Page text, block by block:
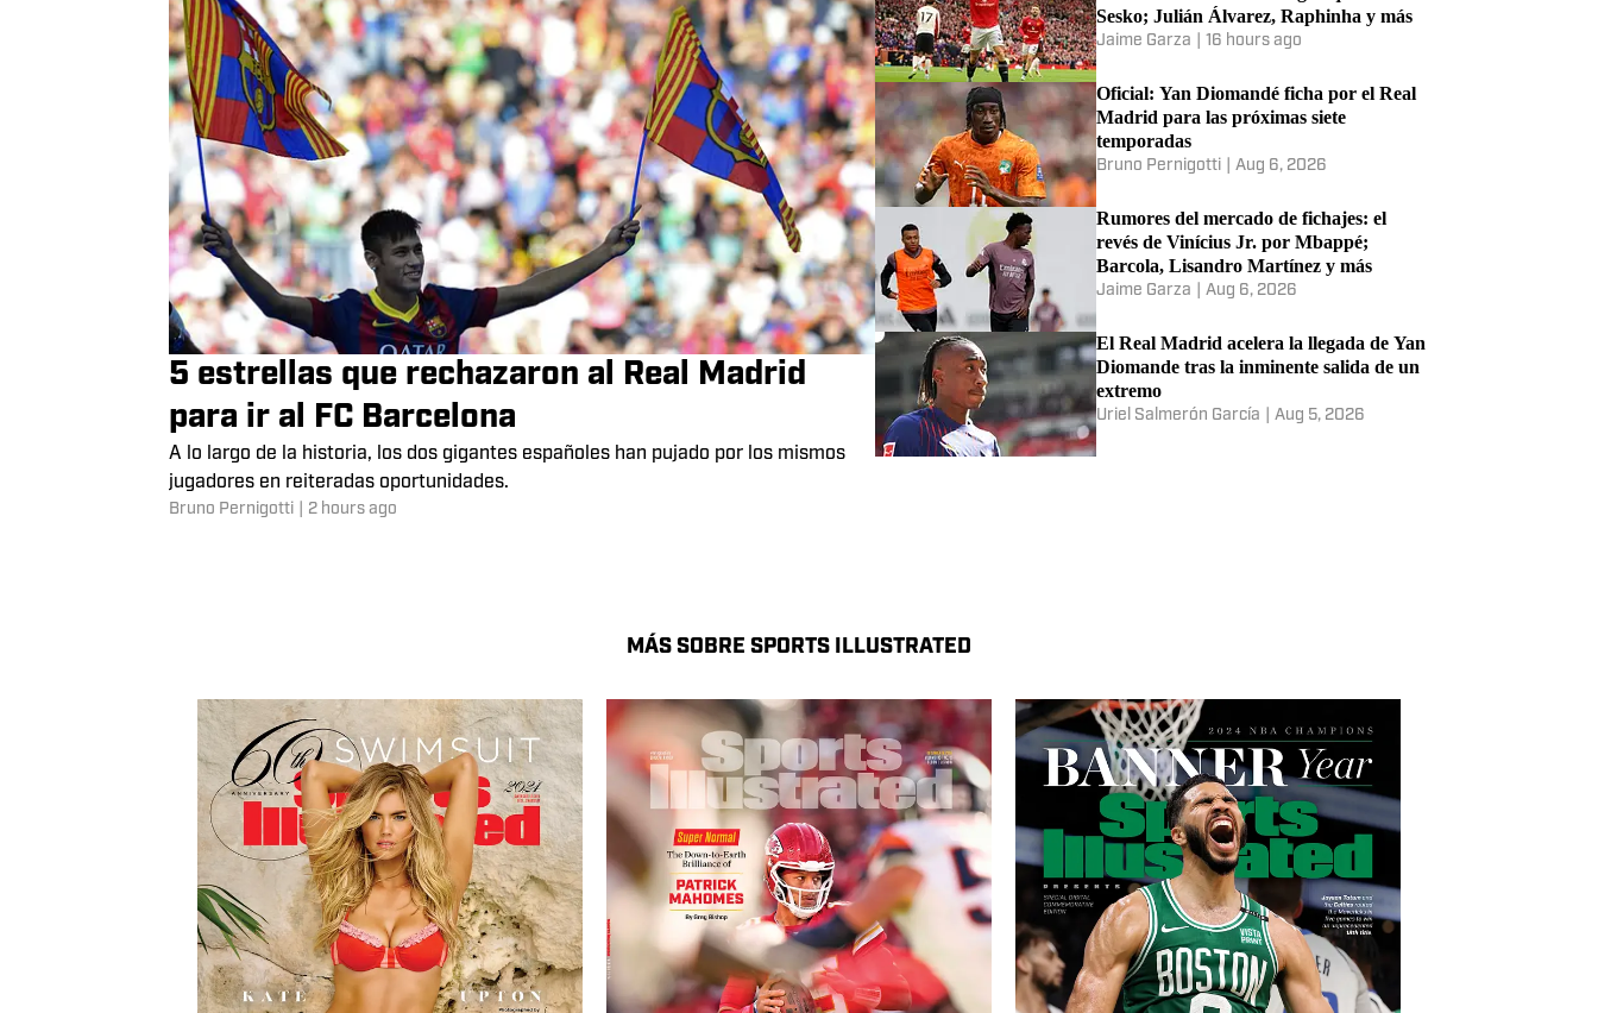
5 estrellas que rechazaron al Real Madrid
para ir al FC Barcelona
A lo largo de la historia, los dos gigantes españoles han pujado por los mismos
jugadores en reiteradas oportunidades.
Bruno Pernigotti 2 hours ago
Sesko; Julián Álvarez, Raphinha y más
Jaime Garza 16 hours ago
Oficial: Yan Diomandé ficha por el Real
Madrid para las próximas siete
temporadas
Bruno Pernigotti Aug 6, 2026
Rumores del mercado de fichajes: el
revés de Vinícius Jr. por Mbappé;
Barcola, Lisandro Martínez y más
Jaime Garza Aug 6, 2026
El Real Madrid acelera la llegada de Yan
Diomande tras la inminente salida de un
extremo
Uriel Salmerón García Aug 5, 2026
MÁS SOBRE SPORTS ILLUSTRATED